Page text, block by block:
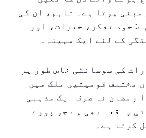
مبنی ہوتا ہے۔ تاہم، ان کی
خود تفکر، خیرات، اور
کے لئے ایک مہینہ۔
کی سوسائٹی خاص طور پر
مختلف قومیتیں ملک میں
رمضان نہ صرف ایک مذہبی
واقعہ بھی ہے جو پورے
کرتا ہے۔